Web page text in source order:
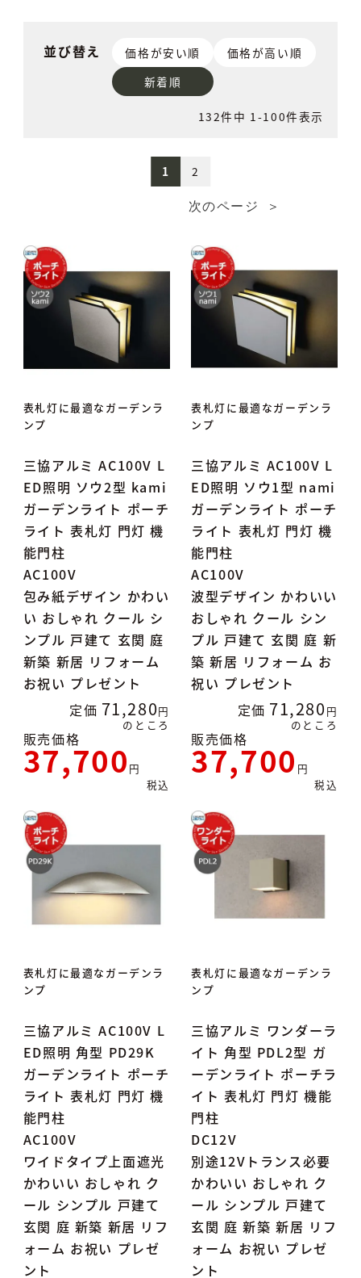
並び替え 価格が安い順
価格が高い順
新着順
132件中 1 -100件表示
1 2
表札灯に最適なガーデンラ
ンプ
三協アルミ AC100V L
ED照明 ソウ2型 kami
ガーデンライト ポーチ
ライト 表札灯 門灯 機
能門柱
AC100V
包み紙デザイン かわい
い おしゃれ クール シ
ンプル 戸建て 玄関 庭
新築 新居 リフォーム
お祝い プレゼント
定価 71,280
のところ
販売価格
37,700
税込
表札灯に最適なガーデンラ
ンプ
三協アルミ AC100V L
ED照明 ソウ1型 nami
ガーデンライト ポーチ
ライト 表札灯 門灯 機
能門柱
AC100V
波型デザイン かわいい
おしゃれ クール シン
プル 戸建て 玄関 庭 新
築 新居 リフォーム お
祝い プレゼント
定価 71,280
のところ
販売価格
37,700
税込
表札灯に最適なガーデンラ
ンプ
三協アルミ AC100V L
ED照明 角型 PD29K
ガーデンライト ポーチ
ライト 表札灯 門灯 機
能門柱
AC100V
ワイドタイプ上面遮光
かわいい おしゃれ ク
ール シンプル 戸建て
玄関 庭 新築 新居 リフ
ォーム お祝い プレゼ
ント
表札灯に最適なガーデンラ
ンプ
三協アルミ ワンダーラ
イト 角型 PDL2型 ガ
ーデンライト ポーチラ
イト 表札灯 門灯 機能
門柱
DC12V
別途12Vトランス必要
かわいい おしゃれ ク
ール シンプル 戸建て
玄関 庭 新築 新居 リフ
ォーム お祝い プレゼ
ント